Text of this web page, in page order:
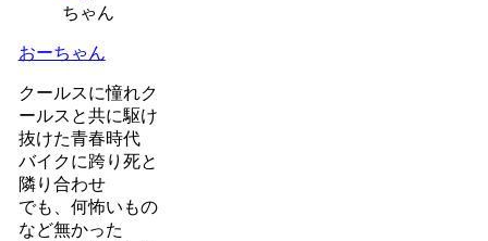
おーちゃん
クールスに憧れク
ールスと共に駆け
抜けた青春時代
バイクに跨り死と
隣り合わせ
でも、何怖いもの
など無かった